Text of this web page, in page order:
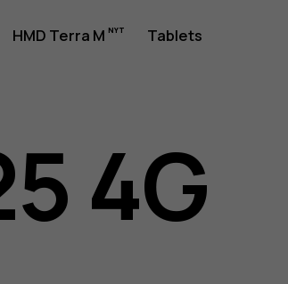
HMD Terra M Tablets
4G